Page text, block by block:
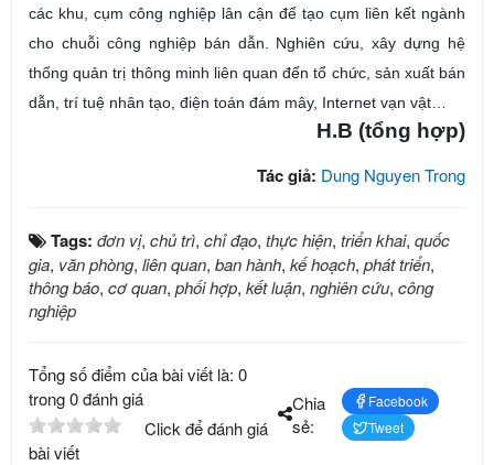
các khu, cụm công nghiệp lân cận để tạo cụm liên kết ngành
cho chuỗi công nghiệp bán dẫn. Nghiên cứu, xây dựng hệ
thống quản trị thông minh liên quan đến tổ chức, sản xuất bán
dẫn, trí tuệ nhân tạo, điện toán đám mây, Internet vạn vật…
H.B (tổng hợp)
Tác giả: Dung Nguyen Trong
Tags: đơn vị, chủ trì, chỉ đạo, thực hiện, triển khai, quốc
gia, văn phòng, liên quan, ban hành, kế hoạch, phát triển,
thông báo, cơ quan, phối hợp, kết luận, nghiên cứu, công
nghiệp
Tổng số điểm của bài viết là: 0
trong 0 đánh giá
Click để đánh giá
bài viết
Chia
sẻ:
Facebook
Tweet